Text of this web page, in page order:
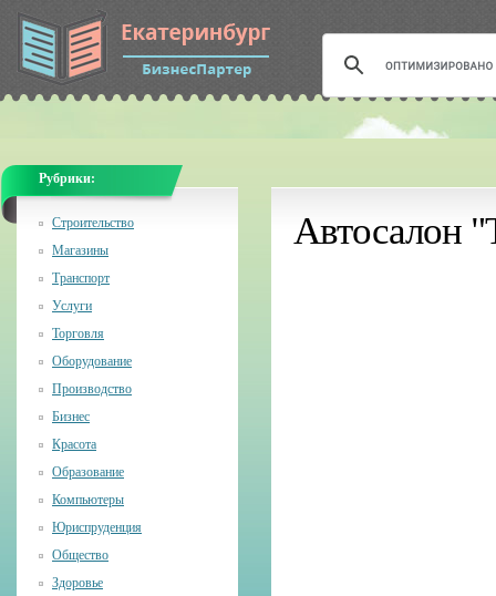
Автосалон
Рубрики:
Строительство
Магазины
Транспорт
Услуги
Торговля
Оборудование
Производство
Бизнес
Красота
Образование
Компьютеры
Юриспруденция
Общество
Здоровье